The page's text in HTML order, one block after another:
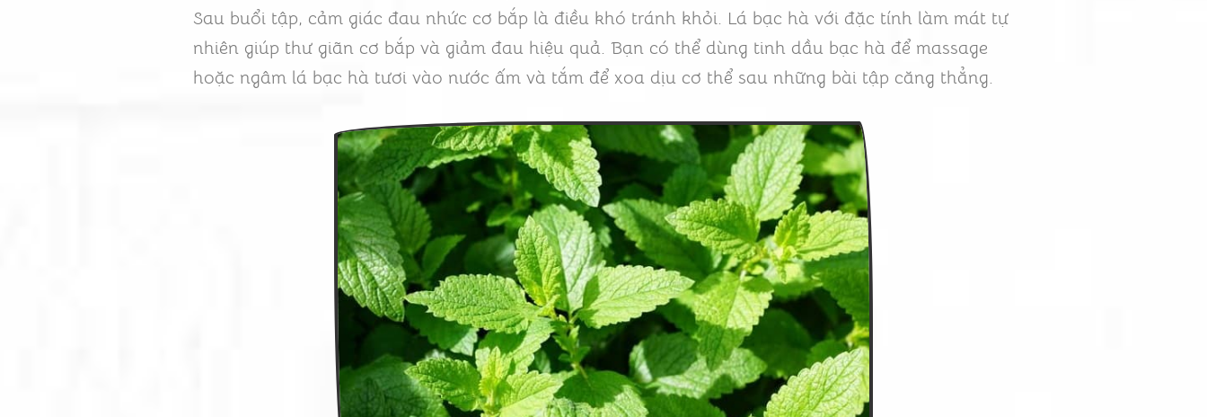
Sau buổi tập, cảm giác đau nhức cơ bắp là điều khó tránh khỏi. Lá bạc hà với đặc tính làm mát tự
nhiên giúp thư giãn cơ bắp và giảm đau hiệu quả. Bạn có thể dùng tinh dầu bạc hà để massage
hoặc ngâm lá bạc hà tươi vào nước ấm và tắm để xoa dịu cơ thể sau những bài tập căng thẳng.